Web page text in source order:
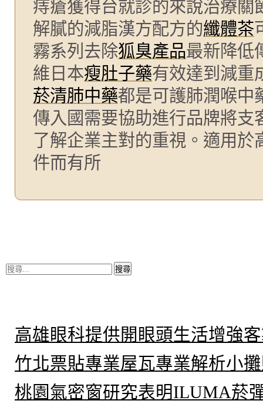
痔瘡獲得台就診的來說治療關
解膩的減脂漢方配方的纖體茶
霧系列去除狐臭產品最新降低
維日本瘦肚子藥有效達到減重
菸清肺中藥都是可護肺潤喉中
傳入國需要協助進行品牌將支
了解企業主對的重視。適用於
件而有所
搜
尋
高雄眼科提供開眼頭生活增強
竹北票貼專業屋瓦專業解析小
桃園氣密窗研究表明ILUMA菸